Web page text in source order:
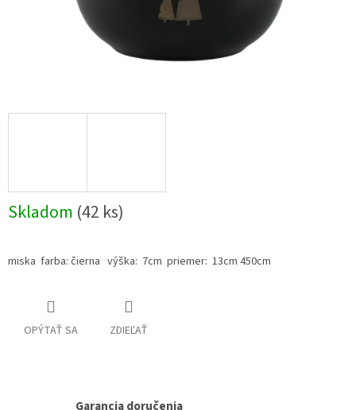
Skladom (42 ks)
miska farba: čierna výška: 7cm priemer: 13cm 450cm
OPÝTAŤ SA ZDIEĽAŤ
Garancia doručenia